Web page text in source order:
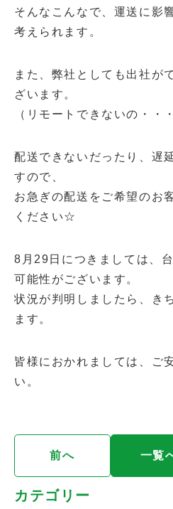
そんなこんなで、運送に影
考えられます。
また、弊社としても出社が
ざいます。
（リモートできないの・・
配送できないだったり、遅
すので、
お急ぎの配送をご希望のお
ください☆
8月29日につきましては、
可能性がございます。
状況が判明しましたら、き
ます。
皆様におかれましては、ご
い。
前へ 一覧
カテゴリー